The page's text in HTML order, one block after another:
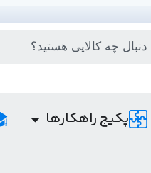
پکیج راهکارها